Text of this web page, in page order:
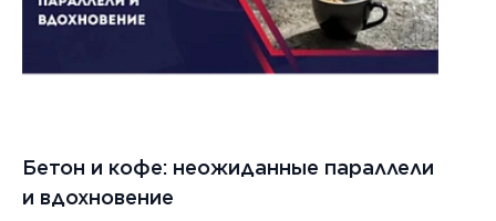
Бетон и кофе: неожиданные параллели
и вдохновение